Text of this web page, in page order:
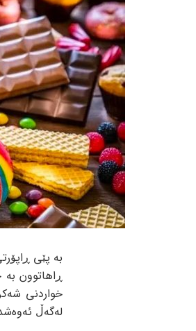
بە پێی
ڕاهاتوون بە
خواردنی
لەگەڵ